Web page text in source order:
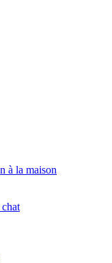
à la maison